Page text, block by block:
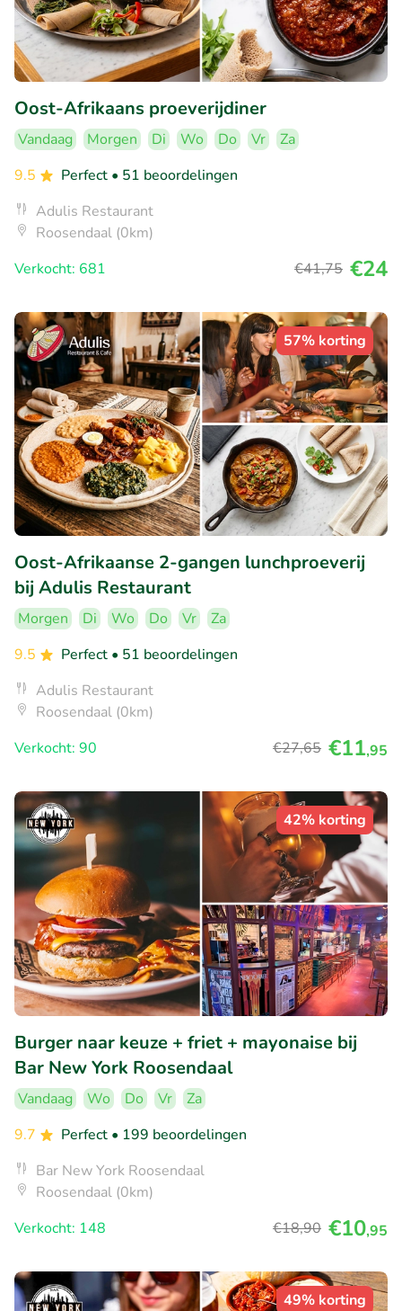
Oost-Afrikaans proeverijdiner
Vandaag Morgen Di Wo Do Vr
Za
9.5
Perfect • 51 beoordelingen
Adulis Restaurant
Roosendaal (0km)
Verkocht: 681
€41,75 €24
57% korting
Oost-Afrikaanse 2-gangen lunchproeverij
bij Adulis Restaurant
Morgen Di Wo Do Vr
Za
9.5
Perfect • 51 beoordelingen
Adulis Restaurant
Roosendaal (0km)
Verkocht: 90
€27,65 €11,95
42% korting
Burger naar keuze + friet + mayonaise bij
Bar New York Roosendaal
Vandaag Wo Do Vr
Za
9.7
Perfect • 199 beoordelingen
Bar New York Roosendaal
Roosendaal (0km)
Verkocht: 148
€18,90 €10,95
49% korting